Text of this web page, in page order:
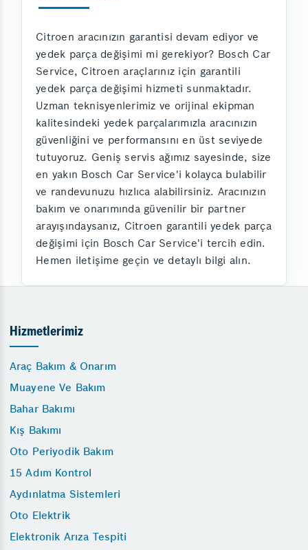
Citroen aracınızın garantisi devam ediyor ve
yedek parça değişimi mi gerekiyor? Bosch Car
Service, Citroen araçlarınız için garantili
yedek parça değişimi hizmeti sunmaktadır.
Uzman teknisyenlerimiz ve orijinal ekipman
kalitesindeki yedek parçalarımızla aracınızın
güvenliğini ve performansını en üst seviyede
tutuyoruz. Geniş servis ağımız sayesinde, size
en yakın Bosch Car Service'i kolayca bulabilir
ve randevunuzu hızlıca alabilirsiniz. Aracınızın
bakım ve onarımında güvenilir bir partner
arayışındaysanız, Citroen garantili yedek parça
değişimi için Bosch Car Service'i tercih edin.
Hemen iletişime geçin ve detaylı bilgi alın.
Hizmetlerimiz
Araç Bakım & Onarım
Muayene Ve Bakım
Bahar Bakımı
Kış Bakımı
Oto Periyodik Bakım
15 Adım Kontrol
Aydınlatma Sistemleri
Oto Elektrik
Elektronik Arıza Tespiti